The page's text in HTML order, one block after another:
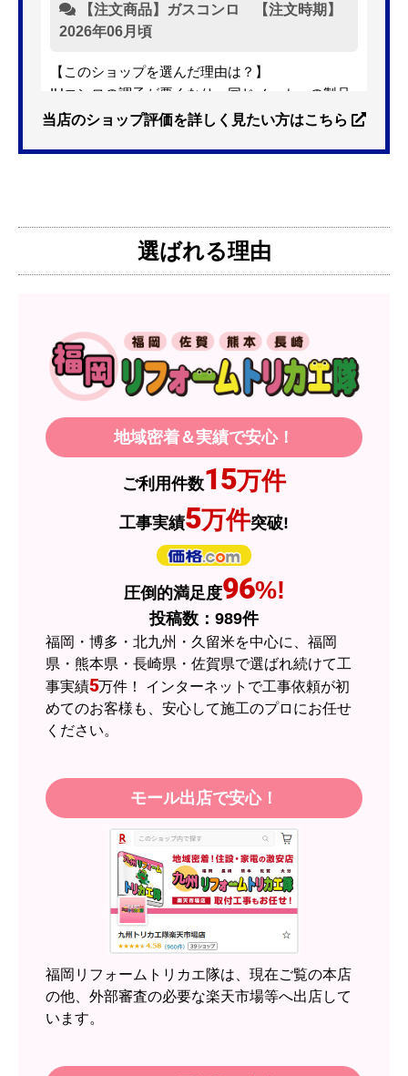
【注文商品】ガスコンロ 【注文時期】
2026年06月頃
【このショップを選んだ理由は？】
IHコンロの調子が悪くなり、同じメーカーの製品
を探していました。ただ、3口から2口のものへ変
は需要が少なく製品によっては割高になるとのこ
ろ、希望した製品が量販店よりかなり安い価格で
あったので購入いたしました。
【その他感想・コメント】
製品価格もですが、設置や保証なども充実してい
るので、今後も頼りになるショップの一つです。
2026年7月3日 19:01
欲しい商品をスムーズに注文できましたか？
ショップからの連絡や対応は適切でしたか？
予定の期日までに商品が届きましたか？
はい
商品の梱包は必要十分なものでしたか？
はい
またこのショップを利用したいですか？
【注文商品】エアコン・クーラー 【注
文時期】2026年05月頃（モバイルから）
【このショップを選んだ理由は？】
近隣のショップでしっかりやってくれそうだった
【注文からどのくらいで届きましたか？】
【その他感想・コメント】
2026年6月30日 23:50
当店のショップ評価を詳しく見たい方はこちら
選ばれる理由
地域密着＆実績で安心！
ご利用件数15万件
工事実績5万件突破!
圧倒的満足度96%!
投稿数： 989件
福岡・博多・北九州・久留米を中心に、福岡
県・熊本県・長崎県・佐賀県で選ばれ続けて工
事実績5万件！ インターネットで工事依頼が初
めてのお客様も、安心して施工のプロにお任せ
ください。
モール出店で安心！
福岡リフォームトリカエ隊は、現在ご覧の本店
の他、外部審査の必要な楽天市場等へ出店して
います。